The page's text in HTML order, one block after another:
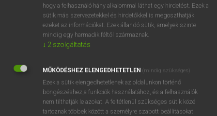
SZOTAR.NET APPLIKÁCIÓ
MICROSOFT OFFICE BŐVÍTMÉNY
BEÉPÜLŐ SZÓTÁRMODUL
ONLINE NYELVVIZSGA
EGYÉNI FELHASZNÁLÓKNAK
TANULÓKNAK
OKTATÁSI INTÉZMÉNYEKNEK
VÁLLALATI MEGOLDÁSOK
hogy a felhasználó hány alkalommal láthat egy hirdetést. Ezek a
sütik más szervezetekkel és hirdetőkkel is megoszthatják
ezeket az információkat. Ezek állandó sütik, amelyek szinte
mindig egy harmadik féltől származnak.
↓ 2 szolgáltatás
MŰKÖDÉSHEZ ELENGEDHETETLEN (mindig szükséges)
Ezek a sütik elengedhetetlenek az oldalunkon történő
böngészéshez,a funkciók használatához, és a felhasználók
nem tilthatják le azokat. A feltétlenül szükséges sütik közé
tartoznak többek között a személyre szabott beállításokat